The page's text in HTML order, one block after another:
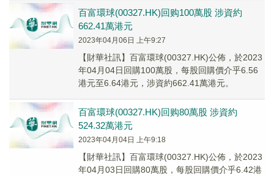
百富環球(00327.HK)回购100萬股 涉資約
662.41萬港元
2023年04月06日 上午9:27
【財華社訊】百富環球(00327.HK)公佈，於2023
年04月04日回購100萬股，每股回購價介乎6.56
港元至6.64港元，涉資約662.41萬港元。
百富環球(00327.HK)回购80萬股 涉資約
524.32萬港元
2023年04月04日 上午9:18
【財華社訊】百富環球(00327.HK)公佈，於2023
年04月03日回購80萬股，每股回購價介乎6.42港